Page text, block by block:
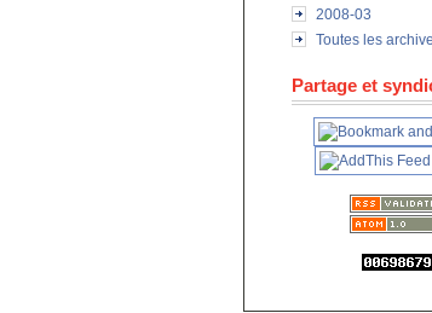
2008-03
Toutes les
Partage et